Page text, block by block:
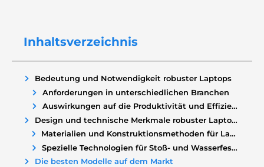
Inhaltsverzeichnis
Bedeutung und Notwendigkeit robuster Laptops
Anforderungen in unterschiedlichen Branchen
Auswirkungen auf die Produktivität und Effizienz
Design und technische Merkmale robuster Laptops
Materialien und Konstruktionsmethoden für Langlebigkeit
Spezielle Technologien für Stoß- und Wasserfestigkeit
Die besten Modelle auf dem Markt